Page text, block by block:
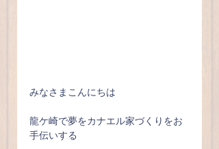
みなさまこんにちは
龍ケ崎で夢をカナエル家づくりをお
手伝いする